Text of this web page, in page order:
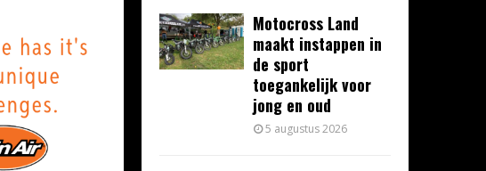
Motocross Land
maakt instappen in
de sport
toegankelijk voor
jong en oud
5 augustus 2026